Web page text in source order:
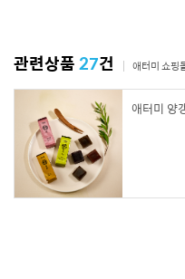
관련상품27건 애터미 쇼핑
애터미 양